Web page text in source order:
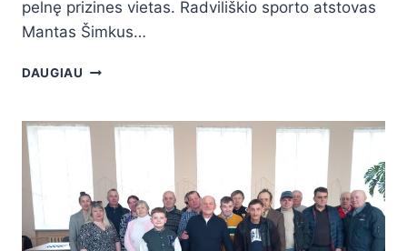
pelnę prizines vietas. Radviliškio sporto atstovas
Mantas Šimkus…
DAUGIAU